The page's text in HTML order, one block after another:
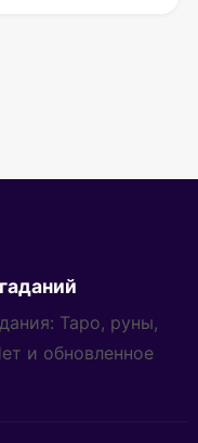
Таро, руны,
и обновленное